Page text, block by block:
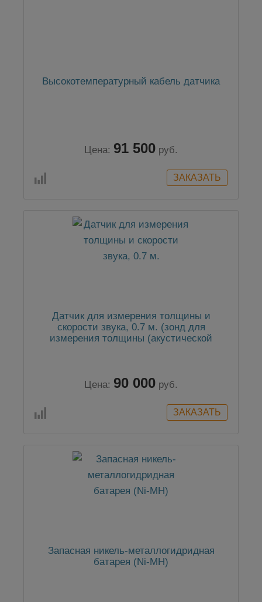
Высокотемпературный кабель датчика
Цена: 91 500 руб.
Датчик для измерения толщины и
скорости звука, 0.7 м. (зонд для
измерения толщины (акустической
Цена: 90 000 руб.
Запасная никель-металлогидридная
батарея (Ni-MH)